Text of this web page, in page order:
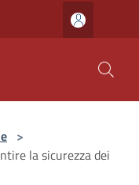
>
la sicurezza dei